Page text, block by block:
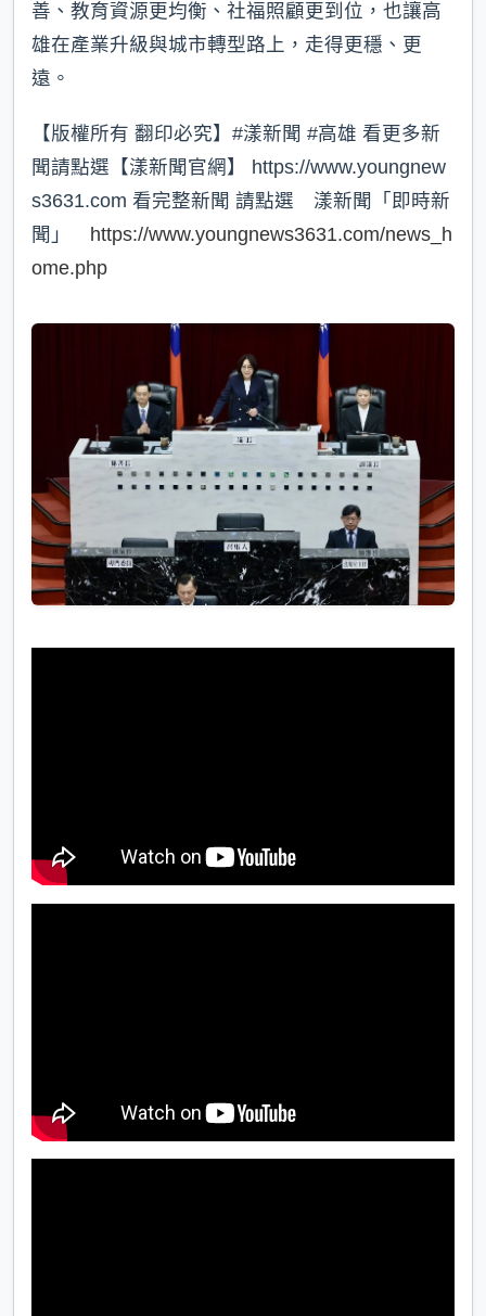
善、教育資源更均衡、社福照顧更到位，也讓高
雄在產業升級與城市轉型路上，走得更穩、更
遠。
【版權所有 翻印必究】#漾新聞 #高雄 看更多新
聞請點選【漾新聞官網】 https://www.youngnew
s3631.com 看完整新聞 請點選 漾新聞「即時新
聞」 https://www.youngnews3631.com/news_h
ome.php